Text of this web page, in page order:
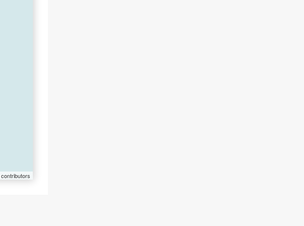
contributors